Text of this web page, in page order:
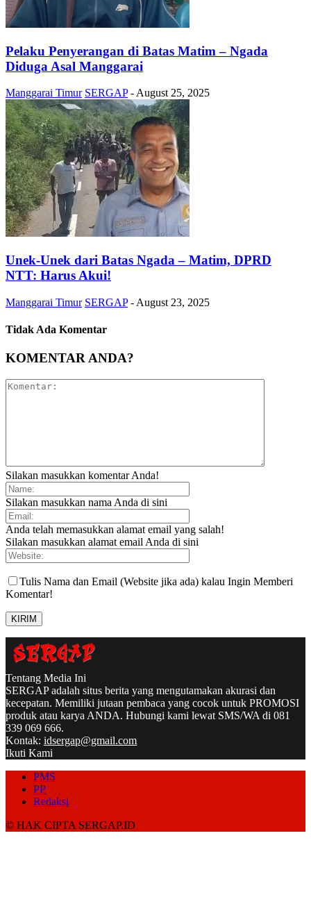
Pelaku Penyerangan di Batas Matim – Ngada
Diduga Asal Manggarai
Manggarai Timur SERGAP - August 25, 2025
Unek-Unek dari Batas Ngada – Matim, DPRD
NTT: Harus Akui!
Manggarai Timur SERGAP - August 23, 2025
Tidak Ada Komentar
KOMENTAR ANDA?
Silakan masukkan komentar Anda!
Silakan masukkan nama Anda di sini
Anda telah memasukkan alamat email yang salah!
Silakan masukkan alamat email Anda di sini
Tulis Nama dan Email (Website jika ada) kalau Ingin Memberi
Komentar!
Tentang Media Ini
SERGAP adalah situs berita yang mengutamakan akurasi dan
kecepatan. Memiliki jutaan pembaca yang cocok untuk PROMOSI
produk atau karya ANDA. Hubungi kami lewat SMS/WA di 081
339 069 666.
Kontak: idsergap@gmail.com
Ikuti Kami
PMS
PP
Redaksi
© HAK CIPTA SERGAP.ID